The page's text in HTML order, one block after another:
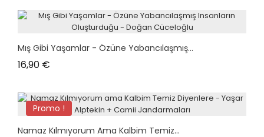
Mış Gibi Yaşamlar - Özüne Yabancılaşmış...
16,90 €
Promo !
Namaz Kılmıyorum Ama Kalbim Temiz...